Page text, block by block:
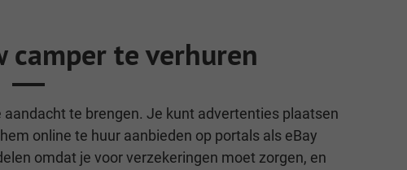
camper te verhuren
te brengen. Je kunt advertenties plaatsen
online te huur aanbieden op portals als eBay
omdat je voor verzekeringen moet zorgen, en